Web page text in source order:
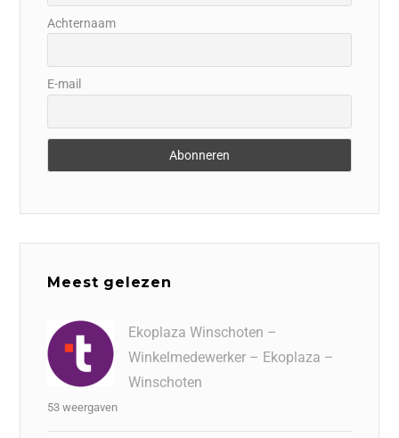
Achternaam
E-mail
Meest gelezen
Ekoplaza Winschoten –
Winkelmedewerker – Ekoplaza –
Winschoten
53 weergaven